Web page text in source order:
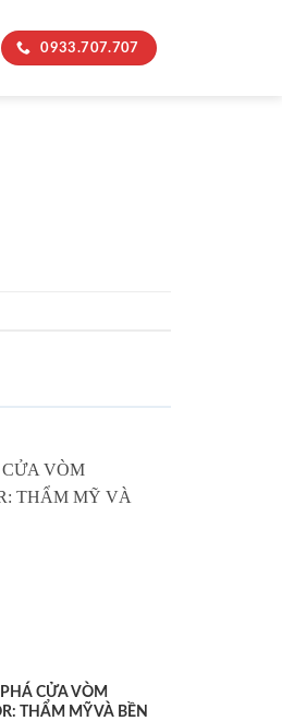
0933.707.707
CỬA VÒM
THẨM MỸ VÀ BỀN